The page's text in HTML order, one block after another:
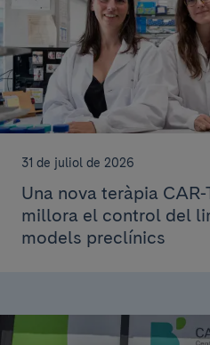
31 de juliol de 2026
Una nova teràpia
millora el control del
models preclínics